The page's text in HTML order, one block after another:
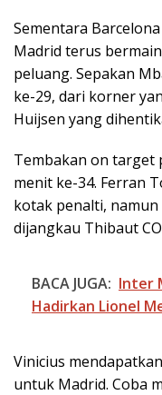
Sementara
Madrid terus
peluang. Sepakan
ke-29, dari korner
Huijsen yang
Tembakan on target
menit ke-34. Ferran
kotak penalti,
dijangkau Thibaut
BACA JUGA: Inter
Hadirkan Lionel
Vinicius
untuk Madrid. Coba